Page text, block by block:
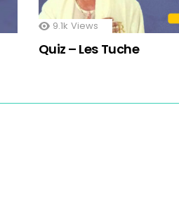
9.1k Views
Quiz – Les Tuche